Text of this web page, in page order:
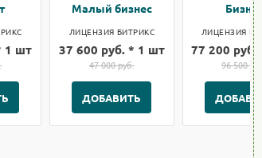
1 шт
Малый бизнес
ЛИЦЕНЗИЯ БИТРИКС
37 600 руб. * 1 шт
47 000 руб.
ДОБАВИТЬ
ЛИЦЕНЗИЯ
77 200 руб.
96 500